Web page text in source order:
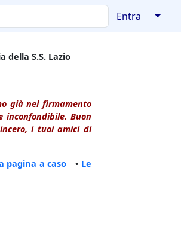
Entra ↓
della S.S. Lazio
già nel firmamento
Buon
i tuoi amici di
pagina a caso • Le